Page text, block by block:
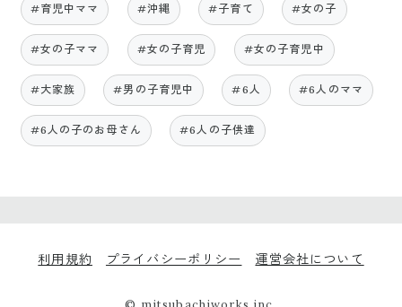
#育児中ママ #沖縄 #子育て #女の子
#女の子ママ #女の子育児 #女の子育児中
#大家族 #男の子育児中 #6人 #6人のママ
#6人の子のお母さん #6人の子供達
利用規約 プライバシーポリシー 運営会社について
© mitsubachiworks inc.